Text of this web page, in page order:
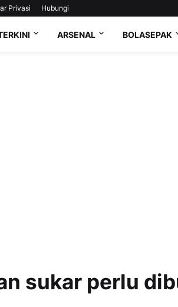
Privasi Hubungi
ARSENAL BOLASEPAK
sukar perlu